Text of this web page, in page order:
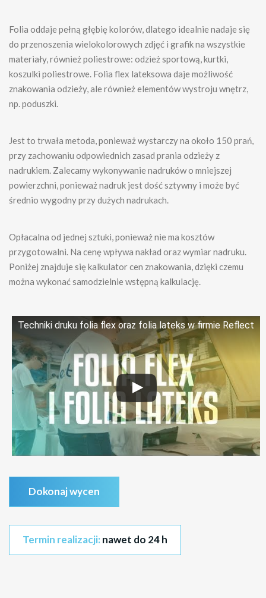
Folia oddaje pełną głębię kolorów, dlatego idealnie nadaje się
do przenoszenia wielokolorowych zdjęć i grafik na wszystkie
materiały, również poliestrowe: odzież sportową, kurtki,
koszulki poliestrowe. Folia flex lateksowa daje możliwość
znakowania odzieży, ale również elementów wystroju wnętrz,
np. poduszki.
Jest to trwała metoda, ponieważ wystarczy na około 150 prań,
przy zachowaniu odpowiednich zasad prania odzieży z
nadrukiem. Zalecamy wykonywanie nadruków o mniejszej
powierzchni, ponieważ nadruk jest dość sztywny i może być
średnio wygodny przy dużych nadrukach.
Opłacalna od jednej sztuki, ponieważ nie ma kosztów
przygotowalni. Na cenę wpływa nakład oraz wymiar nadruku.
Poniżej znajduje się kalkulator cen znakowania, dzięki czemu
można wykonać samodzielnie wstępną kalkulację.
Techniki druku folia flex oraz folia lateks w firmie Reflect
Dokonaj wycen
Termin realizacji: nawet do 24 h